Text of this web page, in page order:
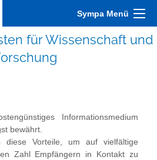
Sympa Menü
für Wissenschaft und
Informationsmedium
bewährt.
diese Vorteile, um auf vielfältige
Zahl Empfängern in Kontakt zu